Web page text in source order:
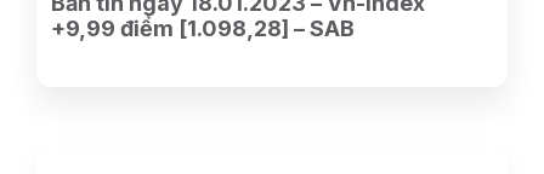
+9,99 điểm [1.098,28] – SAB